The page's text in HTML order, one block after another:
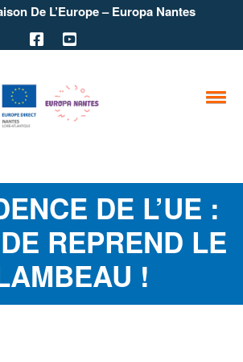
De L’Europe – Europa Nantes
DE L’UE :
REPREND LE
!